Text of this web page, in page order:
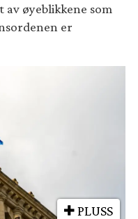
av øyeblikkene som
er
PLUSS